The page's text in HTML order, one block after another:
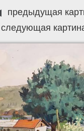
предыдущая
следующая